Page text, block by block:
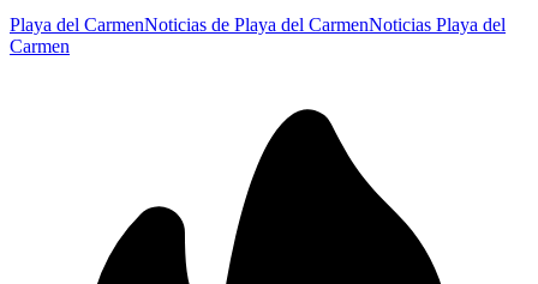
Playa del CarmenNoticias de Playa del CarmenNoticias Playa del
Carmen